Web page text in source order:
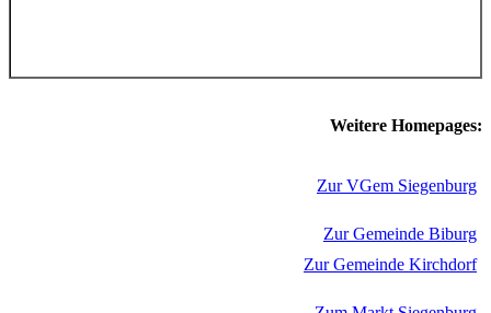
Weitere Homepages:
Zur VGem Siegenburg
Zur Gemeinde Biburg
Zur Gemeinde Kirchdorf